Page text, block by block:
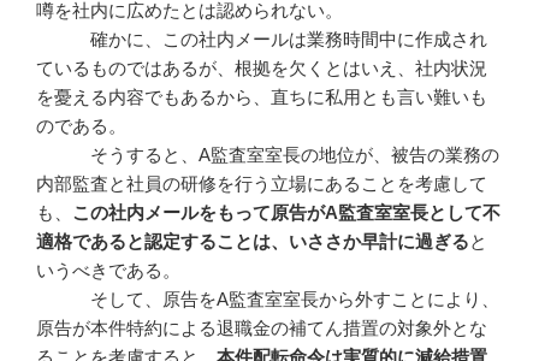
噂を社内に広めたとは認められない。
確かに、この社内メールは業務時間中に作成され
ているものではあるが、根拠を欠くとはいえ、社内状況
を憂える内容でもあるから、直ちに私用とも言い難いも
のである。
そうすると、A監査室室長の地位が、被告の業務の
内部監査と社員の研修を行う立場にあることを考慮して
も、 この社内メールをもって原告がA監査室室長として不
適格であると認定することは、いささか早計に過ぎると
いうべきである。
そして、原告をA監査室室長から外すことにより、
原告が本件特約による退職金の補てん措置の対象外とな